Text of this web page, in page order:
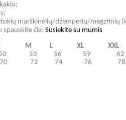
marškinėlių/džemperių/megztinių
spauskite čia:Susiekite su mumis
M L XL XXL
0 53 56 59 62
70 72 74 76 78